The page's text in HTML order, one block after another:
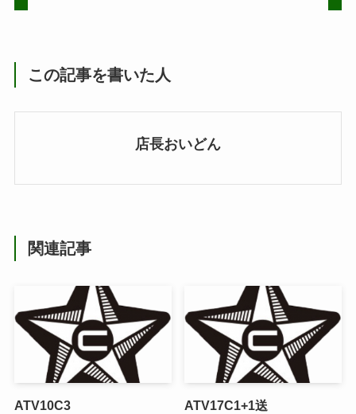
この記事を書いた人
店長おいどん
関連記事
ATV10C3 ATV17C1+1送